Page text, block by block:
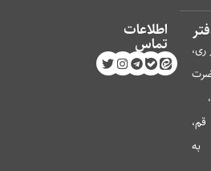
اطلاعات
تماس